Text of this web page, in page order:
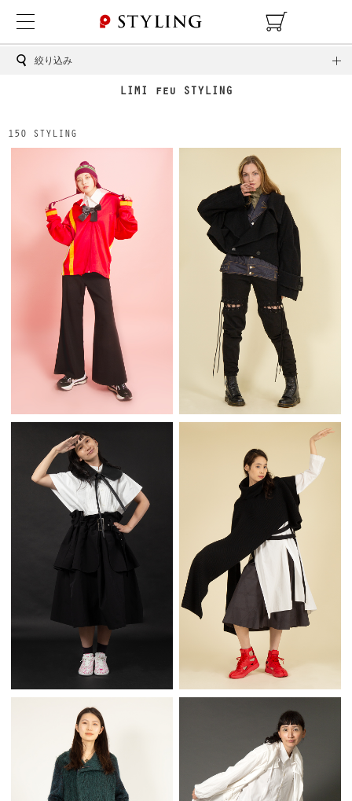
TOP ITEM CATEGORY
絞り込み
LIMI feu STYLING
150 STYLING